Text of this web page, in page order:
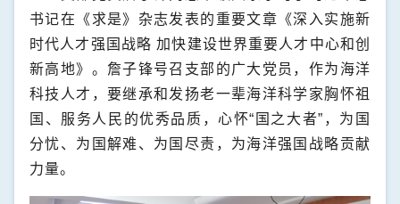
书记在《求是》杂志发表的重要文章《深入实施新
时代人才强国战略 加快建设世界重要人才中心和创
新高地》。詹子锋号召支部的广大党员，作为海洋
科技人才，要继承和发扬老一辈海洋科学家胸怀祖
国、服务人民的优秀品质，心怀“国之大者”，为国
分忧、为国解难、为国尽责，为海洋强国战略贡献
力量。